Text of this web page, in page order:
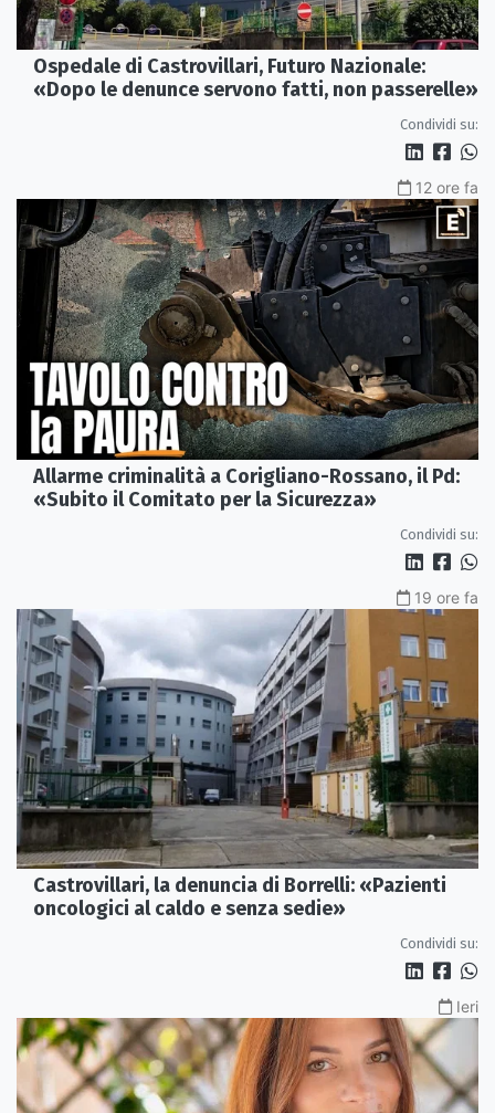
Ospedale di Castrovillari, Futuro Nazionale:
«Dopo le denunce servono fatti, non passerelle»
Condividi su:
12 ore fa
Allarme criminalità a Corigliano-Rossano, il Pd:
«Subito il Comitato per la Sicurezza»
Condividi su:
19 ore fa
Castrovillari, la denuncia di Borrelli: «Pazienti
oncologici al caldo e senza sedie»
Condividi su:
Ieri